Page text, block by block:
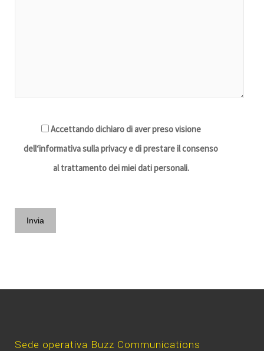
Accettando dichiaro di aver preso visione
dell‘informativa sulla privacy e di prestare il consenso
al trattamento dei miei dati personali.
Sede operativa Buzz Communications